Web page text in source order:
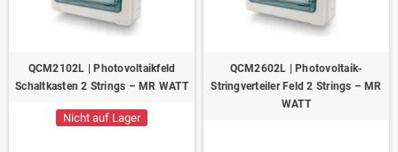
QCM2102L | Photovoltaikfeld
Schaltkasten 2 Strings – MR WATT
Nicht auf Lager
QCM2602L | Photovoltaik-
Stringverteiler Feld 2 Strings – MR
WATT